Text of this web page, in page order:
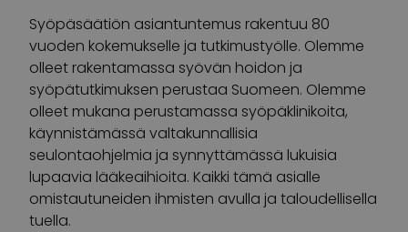
Syöpäsäätiön asiantuntemus rakentuu 80
vuoden kokemukselle ja tutkimustyölle. Olemme
olleet rakentamassa syövän hoidon ja
syöpätutkimuksen perustaa Suomeen. Olemme
olleet mukana perustamassa syöpäklinikoita,
käynnistämässä valtakunnallisia
seulontaohjelmia ja synnyttämässä lukuisia
lupaavia lääkeaihioita. Kaikki tämä asialle
omistautuneiden ihmisten avulla ja taloudellisella
tuella.